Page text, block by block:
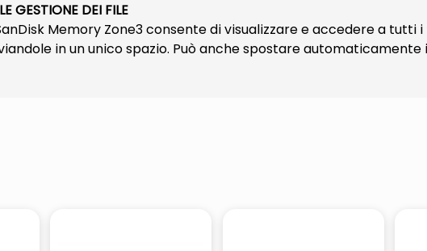
GESTIONE DEI FILE
Memory Zone3 consente di visualizzare e accedere a
in un unico spazio. Può anche spostare